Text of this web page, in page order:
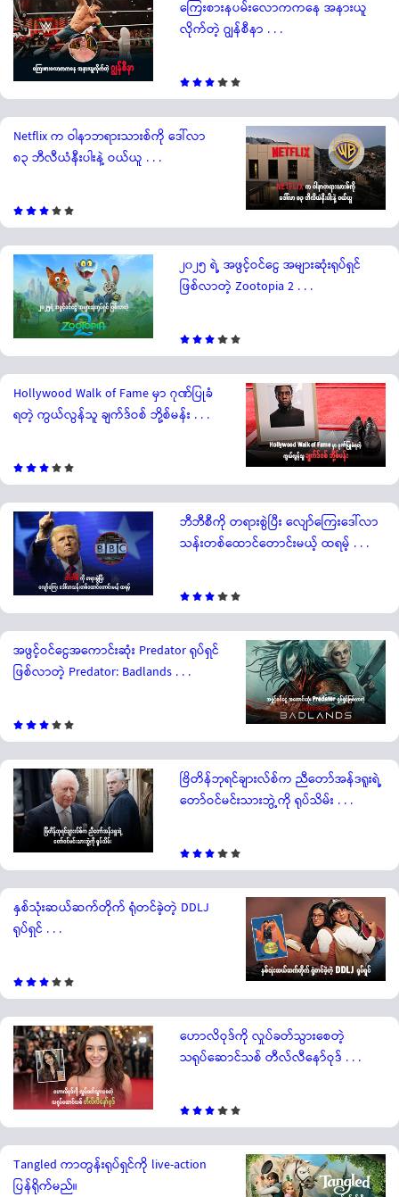
ကြေးစားနပမ်းလောကကနေ အနားယူ
လိုက်တဲ့ ဂျွန်စီနာ . . .
Netflix က ဝါနာဘရားသားစ်ကို ဒေါ်လာ
၈၃ ဘီလီယံနီးပါးနဲ့ ဝယ်ယူ . . .
၂၀၂၅ ရဲ့ အဖွင့်ဝင်ငွေ အများဆုံးရုပ်ရှင်
ဖြစ်လာတဲ့ Zootopia 2 . . .
Hollywood Walk of Fame မှာ ဂုဏ်ပြုခံ
ရတဲ့ ကွယ်လွန်သူ ချက်ဒ်ဝစ် ဘို့စ်မန်း . . .
ဘီဘီစီကို တရားစွဲပြီး လျော်ကြေးဒေါ်လာ
သန်းတစ်ထောင်တောင်းမယ့် ထရမ့် . . .
အဖွင့်ဝင်ငွေအကောင်းဆုံး Predator ရုပ်ရှင်
ဖြစ်လာတဲ့ Predator: Badlands . . .
ဗြိတိန်ဘုရင်ချားလ်စ်က ညီတော်အန်ဒရူးရဲ့
တော်ဝင်မင်းသားဘွဲ့ကို ရုပ်သိမ်း . . .
နှစ်သုံးဆယ်ဆက်တိုက် ရုံတင်ခဲ့တဲ့ DDLJ
ရုပ်ရှင် . . .
ဟောလိဝုဒ်ကို လှုပ်ခတ်သွားစေတဲ့
သရုပ်ဆောင်သစ် တီလ်လီနော်ဝုဒ် . . .
Tangled ကာတွန်းရုပ်ရှင်ကို live-action
ပြန်ရိုက်မည်။